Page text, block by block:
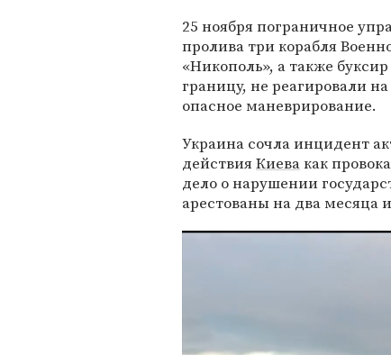
25 ноября пограничное
пролива три корабля
«Никополь», а также
границу, не реагировали
опасное маневрирование.
Украина сочла инцидент
действияКиевакак
дело о нарушении
арестованы на два месяца